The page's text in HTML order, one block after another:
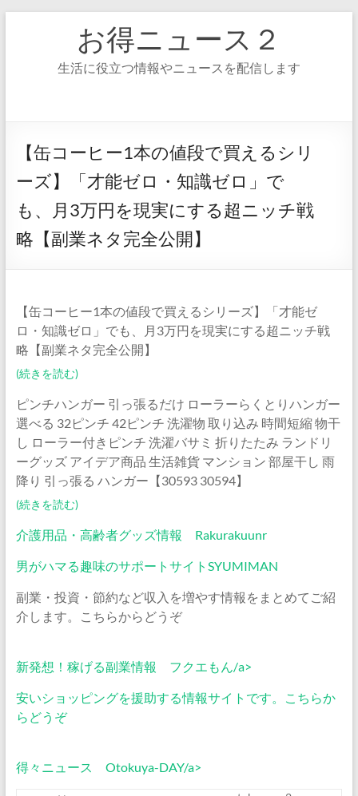
お得ニュース２
生活に役立つ情報やニュースを配信します
【缶コーヒー1本の値段で買えるシリ
ーズ】「才能ゼロ・知識ゼロ」で
も、月3万円を現実にする超ニッチ戦
略【副業ネタ完全公開】
【缶コーヒー1本の値段で買えるシリーズ】「才能ゼ
ロ・知識ゼロ」でも、月3万円を現実にする超ニッチ戦
略【副業ネタ完全公開】
(続きを読む)
ピンチハンガー 引っ張るだけ ローラーらくとりハンガー
選べる 32ピンチ 42ピンチ 洗濯物 取り込み 時間短縮 物干
し ローラー付きピンチ 洗濯バサミ 折りたたみ ランドリ
ーグッズ アイデア商品 生活雑貨 マンション 部屋干し 雨
降り 引っ張る ハンガー【30593 30594】
(続きを読む)
介護用品・高齢者グッズ情報 Rakurakuunr
男がハマる趣味のサポートサイトSYUMIMAN
副業・投資・節約など収入を増やす情報をまとめてご紹
介します。こちらからどうぞ
新発想！稼げる副業情報 フクエもん/a>
安いショッピングを援助する情報サイトです。こちらか
らどうぞ
得々ニュース Otokuya-DAY/a>